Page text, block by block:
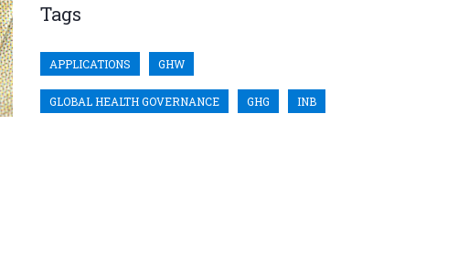
Tags
APPLICATIONS GHW
GLOBAL HEALTH GOVERNANCE GHG INB